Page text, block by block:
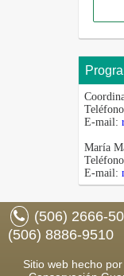
E-mail:
María
E-mail:
(506) 2666-
(506) 8886-9510
Sitio web hecho